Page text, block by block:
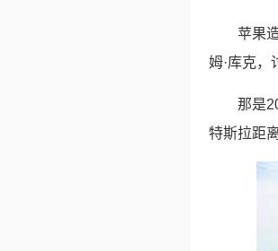
苹果
姆·库克，
那是
特斯拉距